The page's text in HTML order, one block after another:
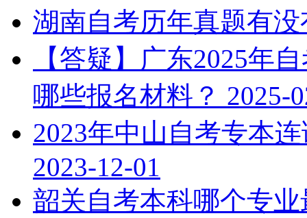
湖南自考历年真题有
【答疑】广东2025年
哪些报名材料？ 2025-
2023年中山自考专本
2023-12-01
韶关自考本科哪个专